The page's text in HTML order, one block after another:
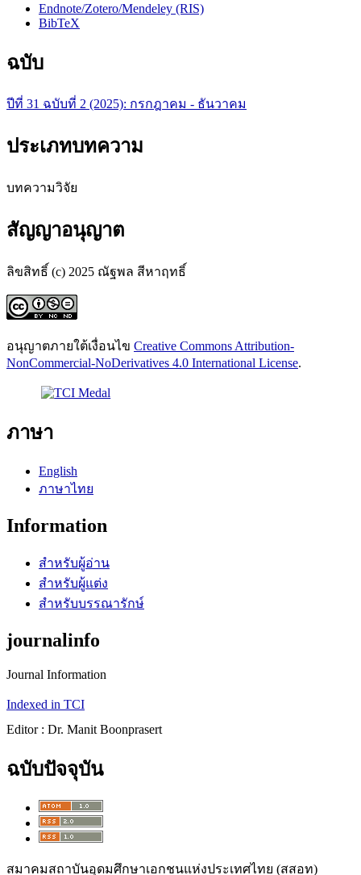
Endnote/Zotero/Mendeley (RIS)
BibTeX
ฉบับ
ปีที่ 31 ฉบับที่ 2 (2025): กรกฎาคม - ธันวาคม
ประเภทบทความ
บทความวิจัย
สัญญาอนุญาต
ลิขสิทธิ์ (c) 2025 ณัฐพล สีหาฤทธิ์
อนุญาตภายใต้เงื่อนไข Creative Commons Attribution-
NonCommercial-NoDerivatives 4.0 International License.
ภาษา
English
ภาษาไทย
Information
สำหรับผู้อ่าน
สำหรับผู้แต่ง
สำหรับบรรณารักษ์
journalinfo
Journal Information
Indexed in TCI
Editor : Dr. Manit Boonprasert
ฉบับปัจจุบัน
สมาคมสถาบันอุดมศึกษาเอกชนแห่งประเทศไทย (สสอท)